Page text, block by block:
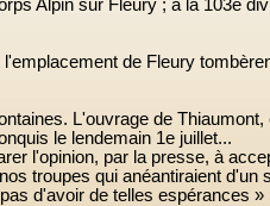
Alpin sur Fleury ; à la 103e
de Fleury
L'ouvrage de Thiaumont,
le lendemain 1e juillet...
l'opinion, par la presse, à
troupes qui anéantiraient d'un
d'avoir de telles espérances »